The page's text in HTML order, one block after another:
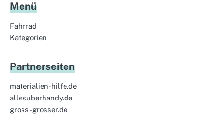
Menü
Fahrrad
Kategorien
Partnerseiten
materialien-hilfe.de
allesuberhandy.de
gross-grosser.de